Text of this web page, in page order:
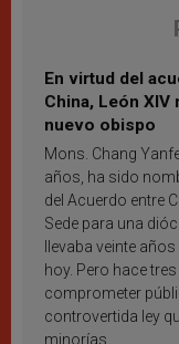
En virtud del
China, León XIV
nuevo obispo
Mons. Chang
años, ha sido
del Acuerdo entre
Sede para una
llevaba veinte
hoy. Pero hace
comprometer
controvertida ley
minorías.